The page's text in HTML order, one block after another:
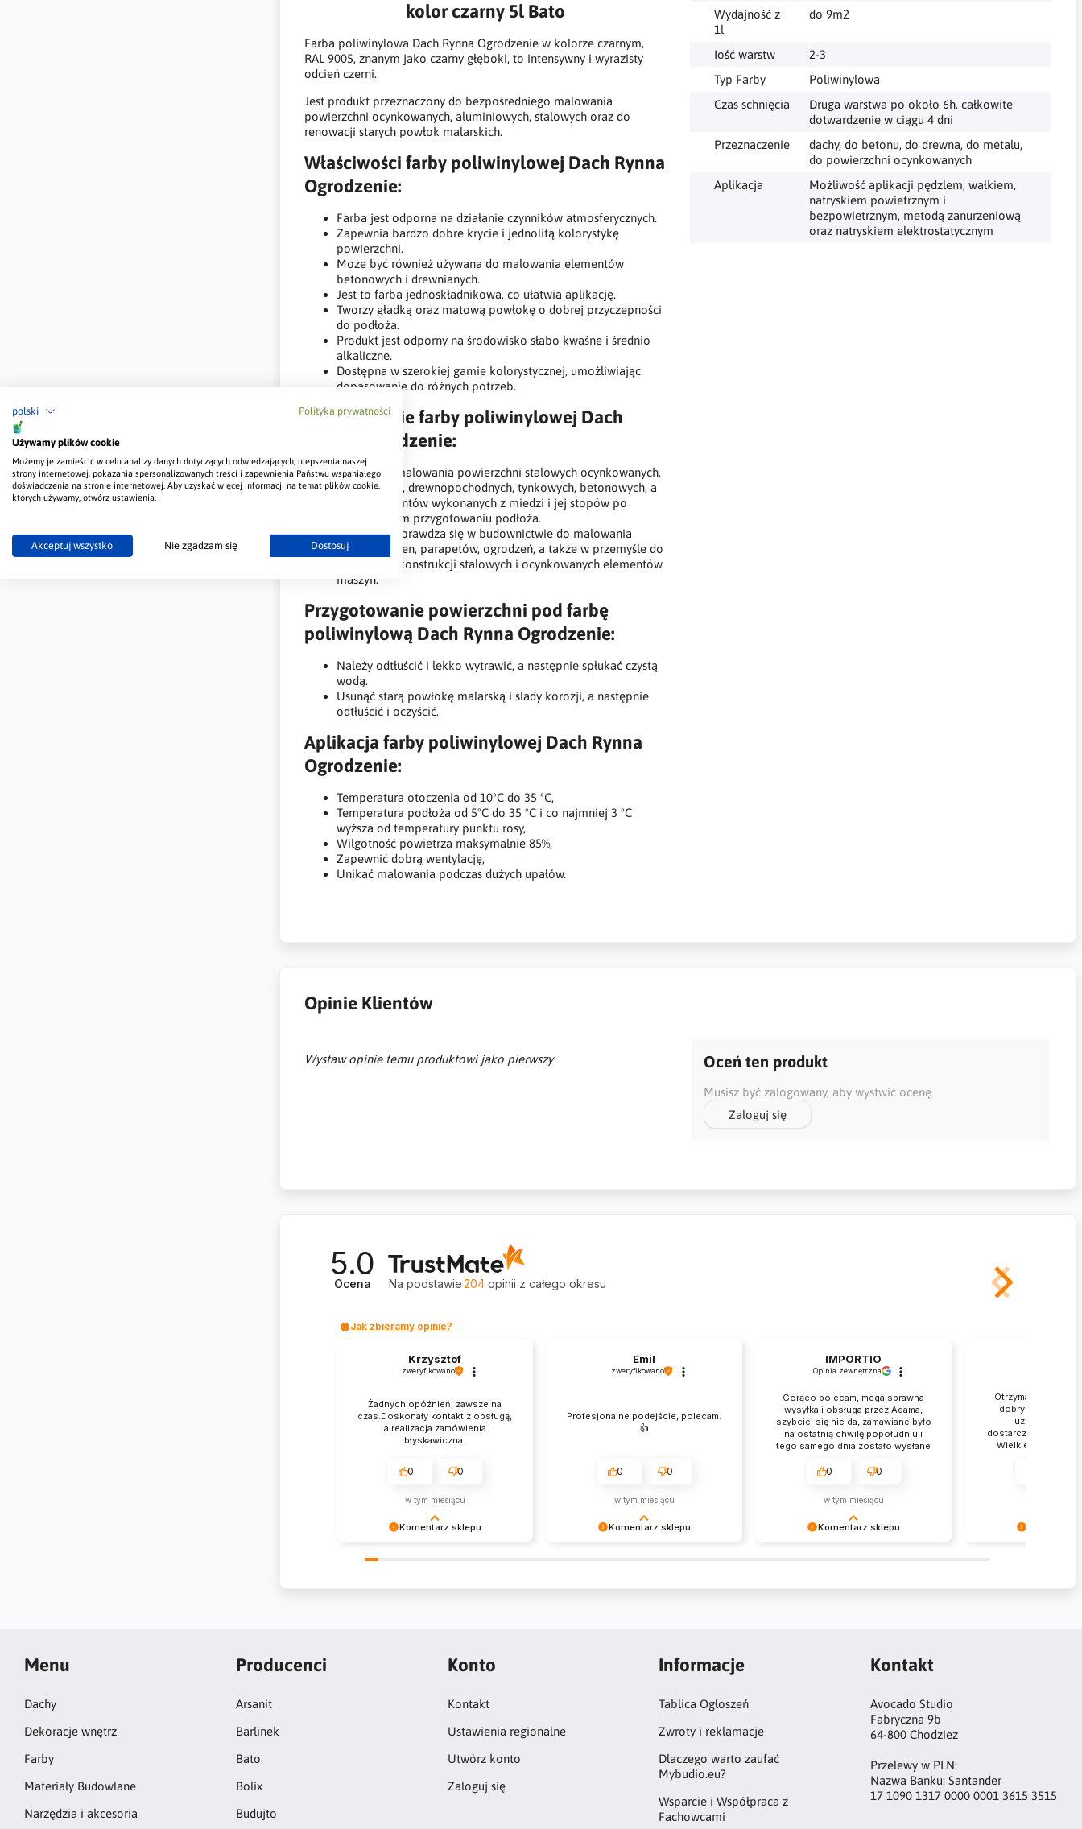
polski Polityka prywatności
Używamy plików cookie
Możemy je zamieścić w celu analizy danych dotyczących odwiedzających, ulepszenia naszej
strony internetowej, pokazania spersonalizowanych treści i zapewnienia Państwu wspaniałego
doświadczenia na stronie internetowej. Aby uzyskać więcej informacji na temat plików cookie,
których używamy, otwórz ustawienia.
Akceptuj wszystko Nie zgadzam się Dostosuj
kolor czarny 5l Bato
Farba poliwinylowa Dach Rynna Ogrodzenie w kolorze czarnym,
RAL 9005, znanym jako czarny głęboki, to intensywny i wyrazisty
odcień czerni.
Jest produkt przeznaczony do bezpośredniego malowania
powierzchni ocynkowanych, aluminiowych, stalowych oraz do
renowacji starych powłok malarskich.
Właściwości farby poliwinylowej Dach Rynna
Ogrodzenie:
Farba jest odporna na działanie czynników atmosferycznych.
Zapewnia bardzo dobre krycie i jednolitą kolorystykę
powierzchni.
Może być również używana do malowania elementów
betonowych i drewnianych.
Jest to farba jednoskładnikowa, co ułatwia aplikację.
Tworzy gładką oraz matową powłokę o dobrej przyczepności
do podłoża.
Produkt jest odporny na środowisko słabo kwaśne i średnio
alkaliczne.
Dostępna w szerokiej gamie kolorystycznej, umożliwiając
dopasowanie do różnych potrzeb.
Zastosowanie farby poliwinylowej Dach
Rynna Ogrodzenie:
Idealna do malowania powierzchni stalowych ocynkowanych,
drewnianych, drewnopochodnych, tynkowych, betonowych, a
także elementów wykonanych z miedzi i jej stopów po
odpowiednim przygotowaniu podłoża.
Doskonale sprawdza się w budownictwie do malowania
dachów, rynien, parapetów, ogrodzeń, a także w przemyśle do
malowania konstrukcji stalowych i ocynkowanych elementów
maszyn.
Przygotowanie powierzchni pod farbę
poliwinylową Dach Rynna Ogrodzenie:
Należy odtłuścić i lekko wytrawić, a następnie spłukać czystą
wodą.
Usunąć starą powłokę malarską i ślady korozji, a następnie
odtłuścić i oczyścić.
Aplikacja farby poliwinylowej Dach Rynna
Ogrodzenie:
Temperatura otoczenia od 10ºC do 35 ºC,
Temperatura podłoża od 5ºC do 35 ºC i co najmniej 3 ºC
wyższa od temperatury punktu rosy,
Wilgotność powietrza maksymalnie 85%,
Zapewnić dobrą wentylację,
Unikać malowania podczas dużych upałów.
Wydajność z
1l
do 9m2
Iość warstw
2-3
Typ Farby
Poliwinylowa
Czas schnięcia
Druga warstwa po około 6h, całkowite
dotwardzenie w ciągu 4 dni
Przeznaczenie
dachy, do betonu, do drewna, do metalu,
do powierzchni ocynkowanych
Aplikacja
Możliwość aplikacji pędzlem, wałkiem,
natryskiem powietrznym i
bezpowietrznym, metodą zanurzeniową
oraz natryskiem elektrostatycznym
Opinie Klientów
Wystaw opinie temu produktowi jako pierwszy Oceń ten produkt
Musisz być zalogowany, aby wystwić ocenę
Zaloguj się
5.0
Ocena Na podstawie 204 opinii z całego okresu
Jak zbieramy opinie?
Komentarz sklepu
Krzysztof
zweryfikowano
Żadnych opóźnień, zawsze na
czas.Doskonały kontakt z obsługą,
a realizacja zamówienia
błyskawiczna.
0 0
w tym miesiącu
Komentarz sklepu
Emil
zweryfikowano
Profesjonalne podejście, polecam.
👍️
0 0
w tym miesiącu
Komentarz sklepu
IMPORTIO
Opinia zewnętrzna
Gorąco polecam, mega sprawna
wysyłka i obsługa przez Adama,
szybciej się nie da, zamawiane było
na ostatnią chwilę popołudniu i
tego samego dnia zostało wysłane
0 0
w tym miesiącu
Otrzymałem
dobrym stanie.
uznania za tak
dostarczenie
Wielkie dzięki.
Menu
Dachy
Dekoracje wnętrz
Farby
Materiały Budowlane
Narzędzia i akcesoria
Producenci
Arsanit
Barlinek
Bato
Bolix
Budujto
Konto
Kontakt
Ustawienia regionalne
Utwórz konto
Zaloguj się
Informacje
Tablica Ogłoszeń
Zwroty i reklamacje
Dlaczego warto zaufać
Mybudio.eu?
Wsparcie i Współpraca z
Fachowcami
Kontakt
Avocado Studio
Fabryczna 9b
64-800 Chodziez
Przelewy w PLN:
Nazwa Banku: Santander
17 1090 1317 0000 0001 3615 3515